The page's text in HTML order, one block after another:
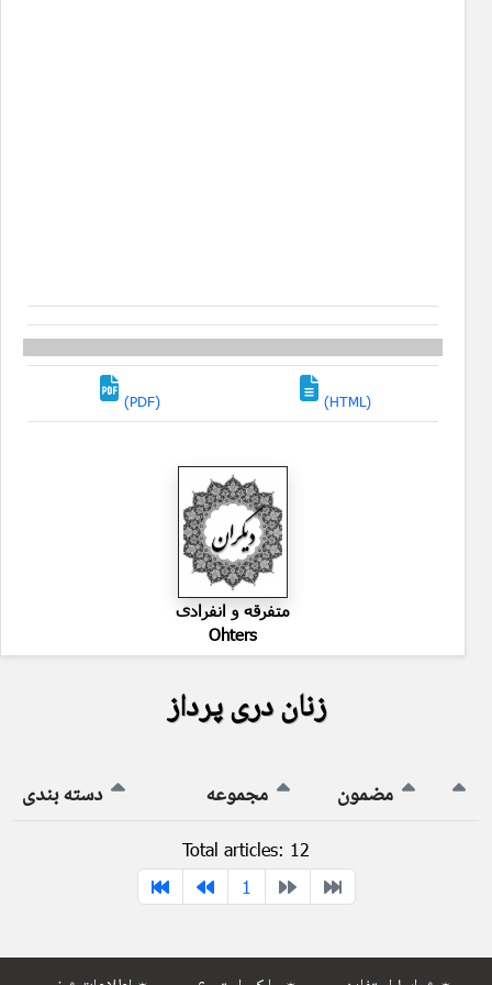
(PDF) (HTML)
متفرقه و انفرادی
Ohters
زنان دری پرداز
مضمون مجموعه دسته بندی
Total articles: 12
1